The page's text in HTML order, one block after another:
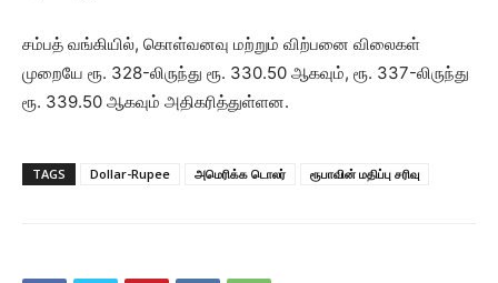
சம்பத் வங்கியில், கொள்வனவு மற்றும் விற்பனை விலைகள்
முறையே ரூ. 328-லிருந்து ரூ. 330.50 ஆகவும், ரூ. 337-லிருந்து
ரூ. 339.50 ஆகவும் அதிகரித்துள்ளன.
TAGS Dollar-Rupee அமெரிக்க டொலர் ரூபாவின் மதிப்பு சரிவு